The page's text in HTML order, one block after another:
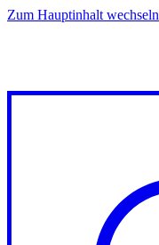
Zum Hauptinhalt wechseln